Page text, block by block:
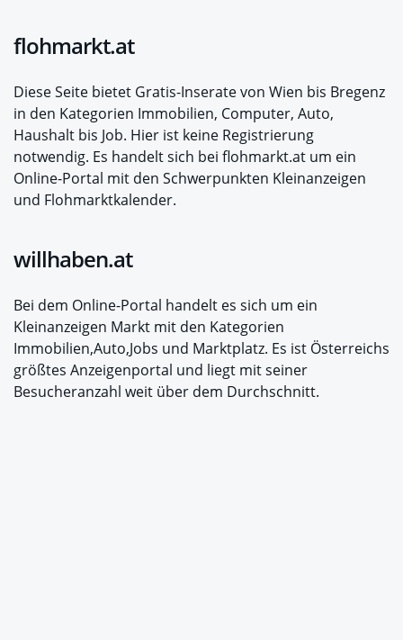
flohmarkt.at
Diese Seite bietet Gratis-Inserate von Wien bis Bregenz
in den Kategorien Immobilien, Computer, Auto,
Haushalt bis Job. Hier ist keine Registrierung
notwendig. Es handelt sich bei flohmarkt.at um ein
Online-Portal mit den Schwerpunkten Kleinanzeigen
und Flohmarktkalender.
willhaben.at
Bei dem Online-Portal handelt es sich um ein
Kleinanzeigen Markt mit den Kategorien
Immobilien,Auto,Jobs und Marktplatz. Es ist Österreichs
größtes Anzeigenportal und liegt mit seiner
Besucheranzahl weit über dem Durchschnitt.